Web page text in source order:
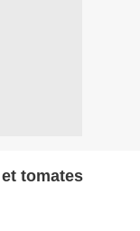
tomates